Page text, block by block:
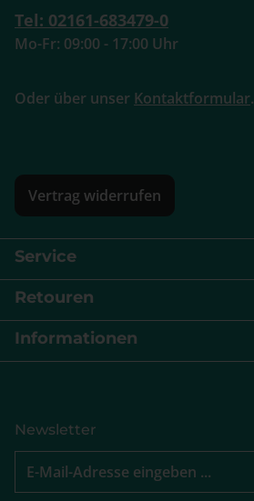
Tel: 02161-683479-0
Mo-Fr: 09:00 - 17:00 Uhr
Oder über unser Kontaktformular.
Vertrag widerrufen
Service
Retouren
Informationen
Newsletter